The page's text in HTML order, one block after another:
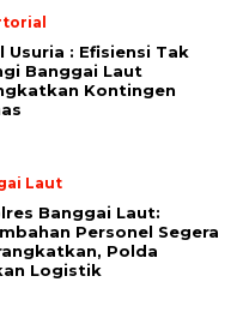
Usuria : Efisiensi Tak
Banggai Laut
Kontingen
Laut
Banggai Laut:
Personel Segera
Polda
Logistik